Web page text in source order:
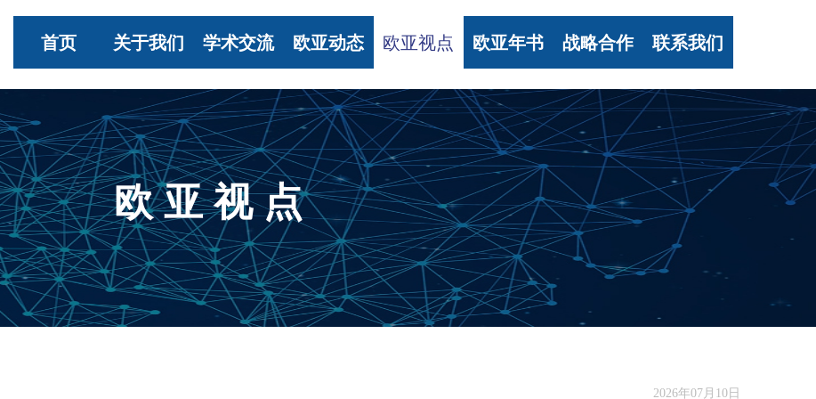
首页 关于我们 学术交流 欧亚动态 欧亚视点 欧亚年书 战略合作 联系我们
2026年07月10日
欧 亚 视 点